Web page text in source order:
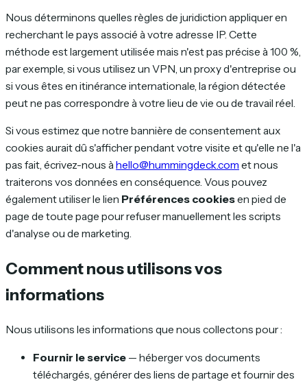
Nous déterminons quelles règles de juridiction appliquer en
recherchant le pays associé à votre adresse IP. Cette
méthode est largement utilisée mais n'est pas précise à 100 %,
par exemple, si vous utilisez un VPN, un proxy d'entreprise ou
si vous êtes en itinérance internationale, la région détectée
peut ne pas correspondre à votre lieu de vie ou de travail réel.
Si vous estimez que notre bannière de consentement aux
cookies aurait dû s'afficher pendant votre visite et qu'elle ne l'a
pas fait, écrivez-nous àhello@hummingdeck.com et nous
traiterons vos données en conséquence. Vous pouvez
également utiliser le lien Préférences cookiesen pied de
page de toute page pour refuser manuellement les scripts
d'analyse ou de marketing.
Comment nous utilisons vos
informations
Nous utilisons les informations que nous collectons pour :
Fournir le service — héberger vos documents
téléchargés, générer des liens de partage et fournir des